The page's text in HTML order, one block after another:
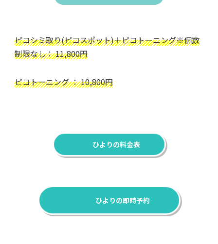
ピコシミ取り(ピコスポット)＋ピコトーニング※個数
制限なし： 11,800円
ピコトーニング ： 10,800円
ひよりの料金表
ひよりの即時予約